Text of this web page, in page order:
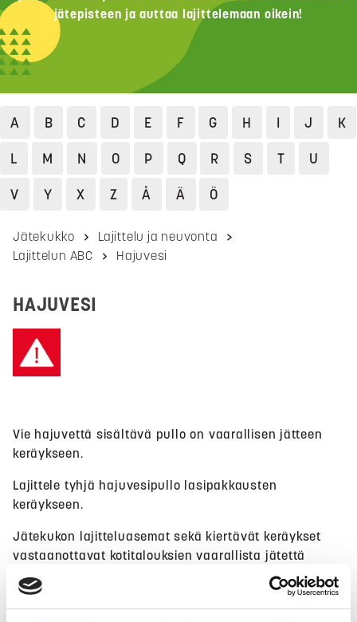
jätepisteen ja auttaa lajittelemaan oikein!
A B C D E F G H I J
K
L
M N O P Q R S T
U
V
Y X Z Å Ä Ö
Jätekukko
Lajittelu ja neuvonta
Lajittelun ABC
Hajuvesi
HAJUVESI
Vie hajuvettä sisältävä pullo on vaarallisen jätteen
keräykseen.
Lajittele tyhjä hajuvesipullo lasipakkausten
keräykseen.
Jätekukon lajitteluasemat sekä kiertävät keräykset
vastaanottavat kotitalouksien vaarallista jätettä
maksutta.
Hae lähin sijainti